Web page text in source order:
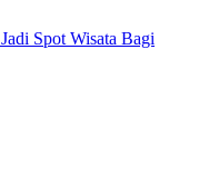
Spot Wisata Bagi